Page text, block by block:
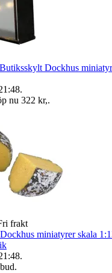
Dockhus
.
nu 322 kr,.
frakt
miniatyrer skala
.
.